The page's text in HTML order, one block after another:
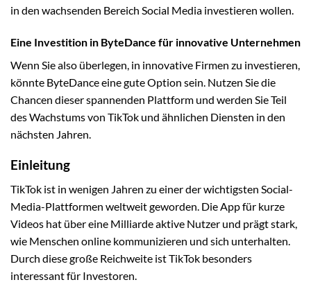
in den wachsenden Bereich Social Media investieren wollen.
Eine Investition in ByteDance für innovative Unternehmen
Wenn Sie also überlegen, in innovative Firmen zu investieren,
könnte ByteDance eine gute Option sein. Nutzen Sie die
Chancen dieser spannenden Plattform und werden Sie Teil
des Wachstums von TikTok und ähnlichen Diensten in den
nächsten Jahren.
Einleitung
TikTok ist in wenigen Jahren zu einer der wichtigsten Social-
Media-Plattformen weltweit geworden. Die App für kurze
Videos hat über eine Milliarde aktive Nutzer und prägt stark,
wie Menschen online kommunizieren und sich unterhalten.
Durch diese große Reichweite ist TikTok besonders
interessant für Investoren.